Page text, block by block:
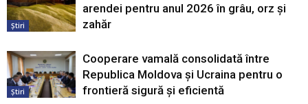
Știri
arendei pentru anul 2026 în grâu, orz și
zahăr
Știri
Cooperare vamală consolidată între
Republica Moldova și Ucraina pentru o
frontieră sigură și eficientă